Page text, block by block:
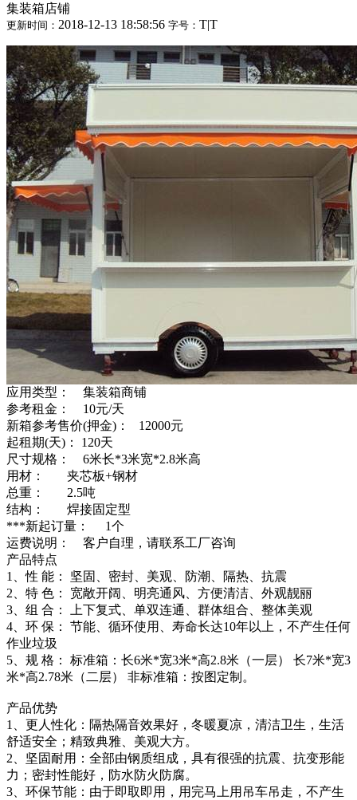
集装箱店铺
更新时间： 2018-12-13 18:58:56 字号： T|T
应用类型： 集装箱商铺
参考租金： 10元/天
新箱参考售价(押金)： 12000元
起租期(天)： 120天
尺寸规格： 6米长*3米宽*2.8米高
用材： 夹芯板+钢材
总重： 2.5吨
结构： 焊接固定型
***新起订量： 1个
运费说明： 客户自理，请联系工厂咨询
产品特点
1、性 能： 坚固、密封、美观、防潮、隔热、抗震
2、特 色： 宽敞开阔、明亮通风、方便清洁、外观靓丽
3、组 合： 上下复式、单双连通、群体组合、整体美观
4、环 保： 节能、循环使用、寿命长达10年以上，不产生任何
作业垃圾
5、规 格： 标准箱：长6米*宽3米*高2.8米（一层） 长7米*宽3
米*高2.78米（二层） 非标准箱：按图定制。
产品优势
1、更人性化：隔热隔音效果好，冬暖夏凉，清洁卫生，生活
舒适安全；精致典雅、美观大方。
2、坚固耐用：全部由钢质组成，具有很强的抗震、抗变形能
力；密封性能好，防水防火防腐。
3、环保节能：由于即取即用，用完马上用吊车吊走，不产生